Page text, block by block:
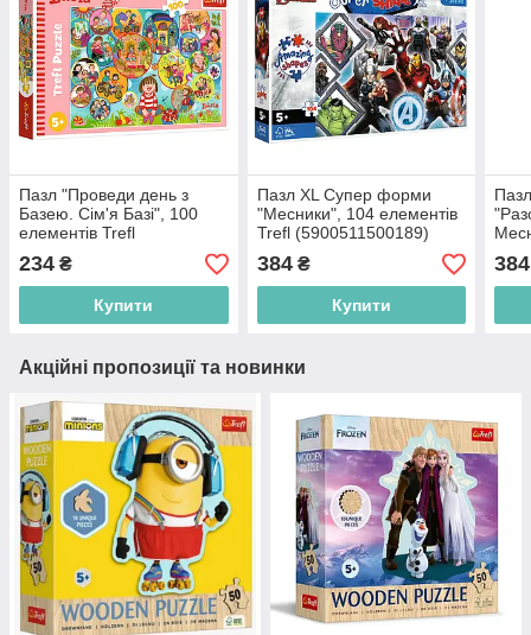
Пазл "Проведи день з
Базею. Сім'я Базі", 100
елементів Trefl
(5900511164534)
234 ₴
Купити
Пазл XL Супер форми
"Месники", 104 елементів
Trefl (5900511500189)
384₴
Купити
384
Акційні пропозиції та новинки